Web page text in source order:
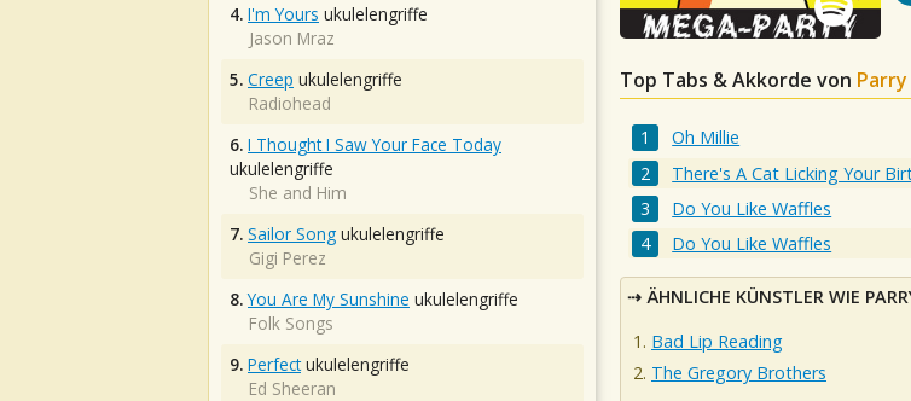
Top Tabs & Akkorde von
Oh Millie
There's A Cat Licking Your
Do You Like Waffles
Do You Like Waffles
ÄHNLICHE KÜNSTLER WIE
Bad Lip Reading
The Gregory Brothers
4. I'm Yours ukulelengriffe
Jason Mraz
5. Creep ukulelengriffe
Radiohead
6. I Thought I Saw Your Face Today
ukulelengriffe
She and Him
7. Sailor Song ukulelengriffe
Gigi Perez
8. You Are My Sunshine ukulelengriffe
Folk Songs
9. Perfectukulelengriffe
Ed Sheeran